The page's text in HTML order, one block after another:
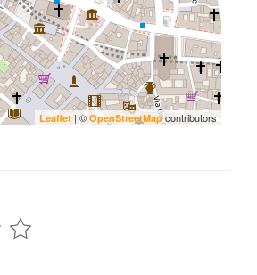
Leaflet | © OpenStreetMapcontributors